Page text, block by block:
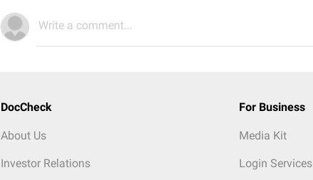
Write a comment...
DocCheck
About Us
Investor Relations
For Business
Media Kit
Login Services